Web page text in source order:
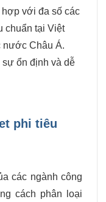
với đa số các
chuẩn tại Việt
nước Châu Á.
ổn định và dễ
phi tiêu
các ngành công
cách phân loại